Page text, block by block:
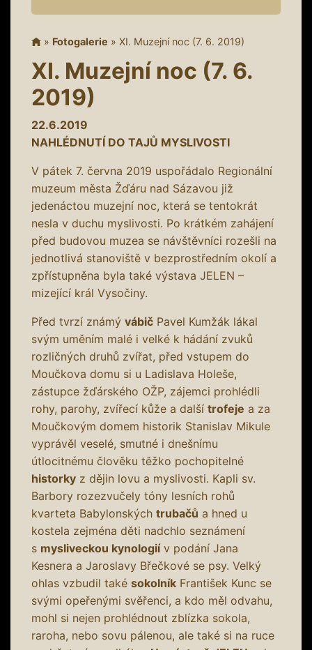
» Fotogalerie » XI. Muzejní noc (7. 6. 2019)
XI. Muzejní noc (7. 6.
2019)
22.6.2019
NAHLÉDNUTÍ DO TAJŮ MYSLIVOSTI
V pátek 7. června 2019 uspořádalo Regionální
muzeum města Žďáru nad Sázavou již
jedenáctou muzejní noc, která se tentokrát
nesla v duchu myslivosti. Po krátkém zahájení
před budovou muzea se návštěvníci rozešli na
jednotlivá stanoviště v bezprostředním okolí a
zpřístupněna byla také výstava JELEN –
mizející král Vysočiny.
Před tvrzí známý vábič Pavel Kumžák lákal
svým uměním malé i velké k hádání zvuků
rozličných druhů zvířat, před vstupem do
Moučkova domu si u Ladislava Holeše,
zástupce žďárského OŽP, zájemci prohlédli
rohy, parohy, zvířecí kůže a další trofeje a za
Moučkovým domem historik Stanislav Mikule
vyprávěl veselé, smutné i dnešnímu
útlocitnému člověku těžko pochopitelné
historky z dějin lovu a myslivosti. Kapli sv.
Barbory rozezvučely tóny lesních rohů
kvarteta Babylonských trubačů a hned u
kostela zejména děti nadchlo seznámení
s mysliveckou kynologiív podání Jana
Kesnera a Jaroslavy Břečkové se psy. Velký
ohlas vzbudil také sokolník František Kunc se
svými opeřenými svěřenci, a kdo měl odvahu,
mohl si nejen prohlédnout zblízka sokola,
raroha, nebo sovu pálenou, ale také si na ruce